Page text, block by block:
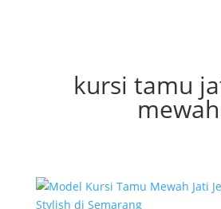
kursi tamu
mewah